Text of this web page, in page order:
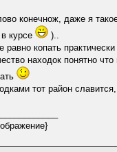
конечнож, даже я
в курсе
)..
равно копать
находок понятно
тот район